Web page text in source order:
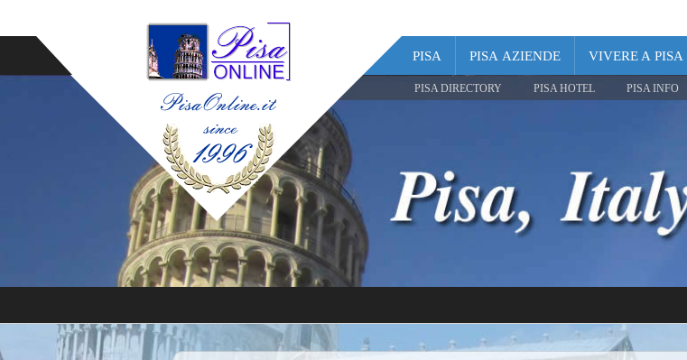
PISA PISA AZIENDE VIVERE A PISA
PISA DIRECTORY PISA HOTEL PISA INFO